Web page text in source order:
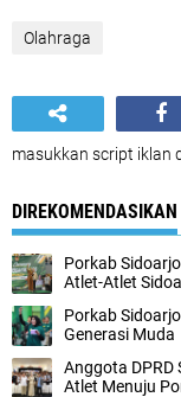
Olahraga
masukkan script iklan
DIREKOMENDASIKAN
Porkab
Atlet-Atlet
Porkab
Generasi Muda
Anggota DPRD
Atlet Menuju